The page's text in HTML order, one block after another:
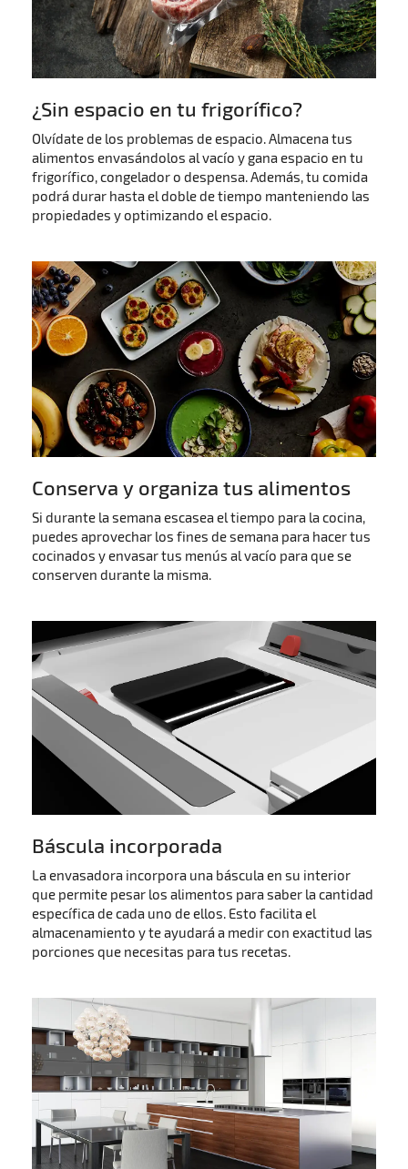
¿Sin espacio en tu frigorífico?
Olvídate de los problemas de espacio. Almacena tus
alimentos envasándolos al vacío y gana espacio en tu
frigorífico, congelador o despensa. Además, tu comida
podrá durar hasta el doble de tiempo manteniendo las
propiedades y optimizando el espacio.
Conserva y organiza tus alimentos
Si durante la semana escasea el tiempo para la cocina,
puedes aprovechar los fines de semana para hacer tus
cocinados y envasar tus menús al vacío para que se
conserven durante la misma.
Báscula incorporada
La envasadora incorpora una báscula en su interior
que permite pesar los alimentos para saber la cantidad
específica de cada uno de ellos. Esto facilita el
almacenamiento y te ayudará a medir con exactitud las
porciones que necesitas para tus recetas.